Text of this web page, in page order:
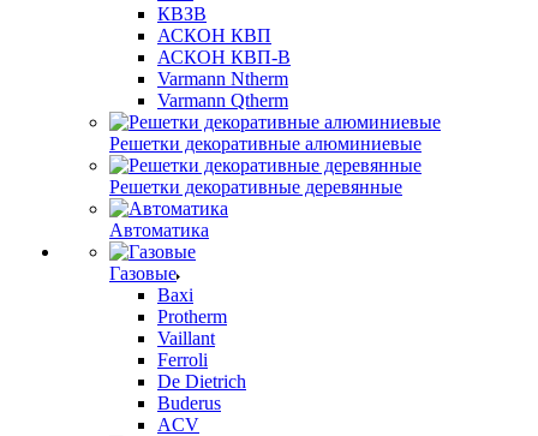
КВЗВ
АСКОН КВП
АСКОН КВП-В
Varmann Ntherm
Varmann Qtherm
Решетки декоративные алюминиевые
Решетки декоративные деревянные
Автоматика
Газовые
Baxi
Protherm
Vaillant
Ferroli
De Dietrich
Buderus
ACV